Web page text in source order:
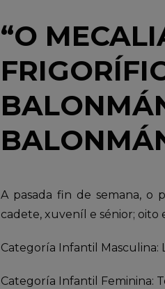
“O
A pasada fin de semana, o
cadete, xuveníl e sénior; oito
Categoría Infantil Masculina:
Categoría Infantil Feminina: